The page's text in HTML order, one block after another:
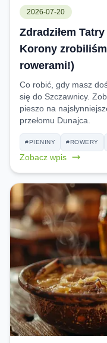
2026-07-20
Zdradziłem
Korony
rowerami!)
Co robić, gdy masz
się do Szczawnicy.
pieszo na
przełomu Dunajca.
#PIENINY #ROWERY
Zobacz wpis